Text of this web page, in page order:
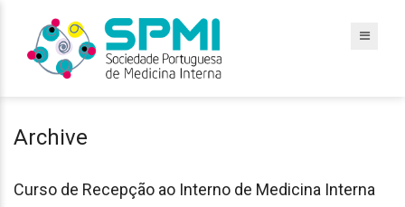
Archive
Curso de Recepção ao Interno de Medicina Interna